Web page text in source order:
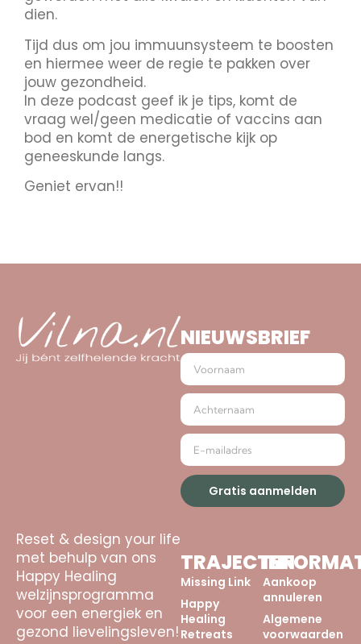
dien.
Tijd dus om jou immuunsysteem te boosten
en hiermee weer de regie te pakken over
jouw gezondheid.
In deze podcast geef ik je tips, komt de
vraag wel/geen medicatie of vaccins aan
bod en komt de energetische kijk op
geneeskunde langs.
Geniet ervan!!
NIEUWSBRIEF
Gratis aanmelden
Reset & design your life
met behulp van ons
Happy Healing
welzijnsprogramma
voor een energiek en
gezond lievelingsleven!
TRAJECTEN
Missing Link
Happy
Healing
Retreats
Aankoop
annuleren
Algemene
voorwaarden